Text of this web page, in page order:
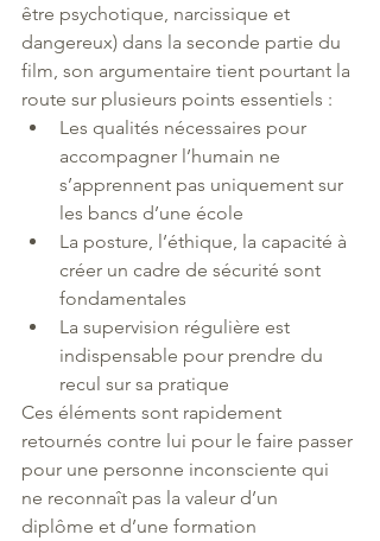
être psychotique, narcissique et
dangereux) dans la seconde partie du
film, son argumentaire tient pourtant la
route sur plusieurs points essentiels :
Les qualités nécessaires pour
accompagner l’humain ne
s’apprennent pas uniquement sur
les bancs d’une école
La posture, l’éthique, la capacité à
créer un cadre de sécurité sont
fondamentales
La supervision régulière est
indispensable pour prendre du
recul sur sa pratique
Ces éléments sont rapidement
retournés contre lui pour le faire passer
pour une personne inconsciente qui
ne reconnaît pas la valeur d’un
diplôme et d’une formation